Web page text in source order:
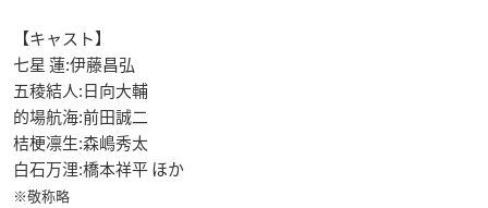
【キャスト】
七星 蓮:伊藤昌弘
五稜結人:日向大輔
的場航海:前田誠二
桔梗凛生:森嶋秀太
白石万浬:橋本祥平 ほか
※敬称略